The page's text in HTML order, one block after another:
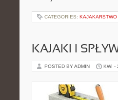
CATEGORIES:
KAJAKI I
POSTED BY ADMIN KWI -